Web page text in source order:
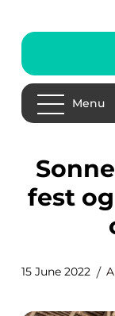
Menu
Sonnerupgaard Gods –
fest
15 June 2022